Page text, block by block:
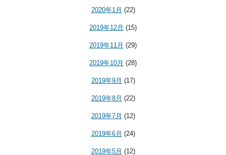
2020年1月 (22)
2019年12月 (15)
2019年11月 (29)
2019年10月 (28)
2019年9月 (17)
2019年8月 (22)
2019年7月 (12)
2019年6月 (24)
2019年5月 (12)